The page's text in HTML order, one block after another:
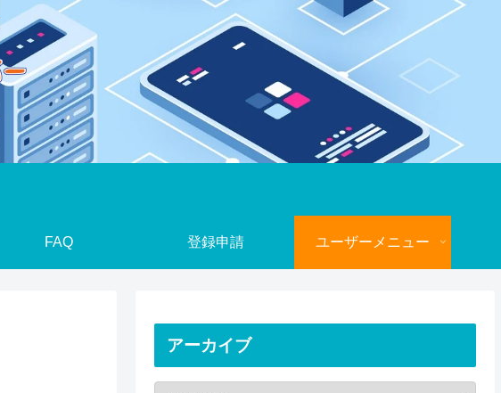
FAQ 登録申請 ユーザーメニュー
アーカイブ